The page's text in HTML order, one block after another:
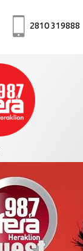
2810 319888